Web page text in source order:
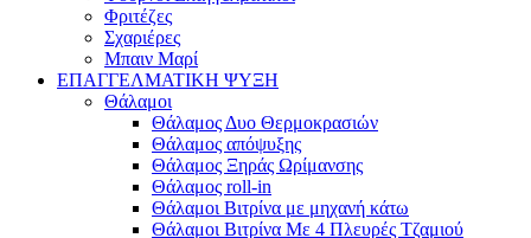
Φριτέζες
Σχαριέρες
Μπαιν Μαρί
ΕΠΑΓΓΕΛΜΑΤΙΚΗ ΨΥΞΗ
Θάλαμοι
Θάλαμος Δυο Θερμοκρασιών
Θάλαμος απόψυξης
Θάλαμος Ξηράς Ωρίμανσης
Θάλαμος roll-in
Θάλαμοι Βιτρίνα με μηχανή κάτω
Θάλαμοι Βιτρίνα Με 4 Πλευρές Τζαμιού